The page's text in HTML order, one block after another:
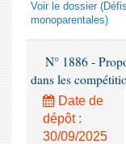
Voir le dossier
monoparentales)
N° 1886 -
dans les
Date de
dépôt :
30/09/2025